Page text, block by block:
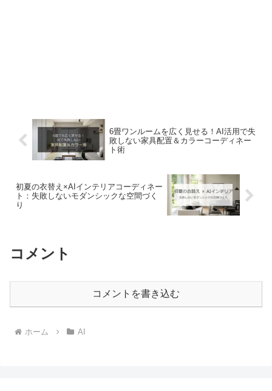
6畳ワンルームを広く見せる！AI活用で失
敗しない家具配置＆カラーコーディネー
ト術
初夏の衣替え×AIインテリアコーディネー
ト：失敗しないモダンシックな空間づく
り
コメント
コメントを書き込む
ホーム AI